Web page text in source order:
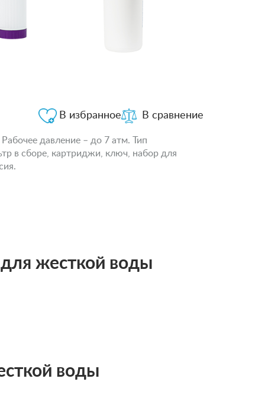
В сравнение
В избранное
давление – до 7 атм. Тип
в сборе, картриджи, ключ, набор для
жесткой воды
воды